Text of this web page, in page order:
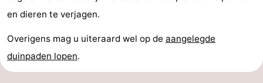
Oranjezon
Oostkapelle
-
de
Domburg
-
en dieren te verjagen.
Overigens mag u uiteraard wel op de aangelegde
duinpaden lopen.